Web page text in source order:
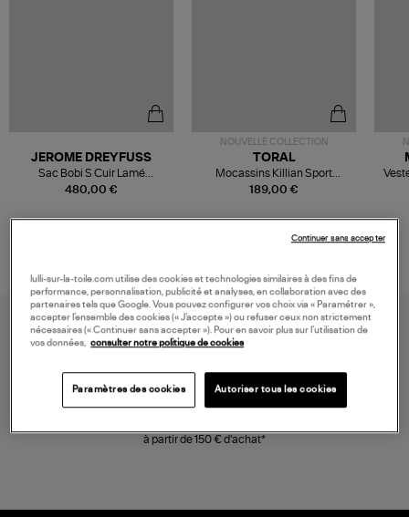
480,00 €
JEROME DREYFUSS
Sac Bobi S Cuir Lamé
Champagne
NOUVELLE COLLECTION
189,00 €
TORAL
Mocassins Killian Sport
Mousse
à partir de 150 € d'achat*
lulli-sur-la-toile.com utilise des cookies et technologies similaires à des fins de
performance, personnalisation, publicité et analyses, en collaboration avec des
partenaires tels que Google. Vous pouvez configurer vos choix via « Paramétrer »,
accepter l’ensemble des cookies (« J’accepte ») ou refuser ceux non strictement
nécessaires (« Continuer sans accepter »). Pour en savoir plus sur l’utilisation de
vos données, consulter notre politique de cookies
Paramètres des cookies Autoriser tous les cookies
Continuer sans accepter